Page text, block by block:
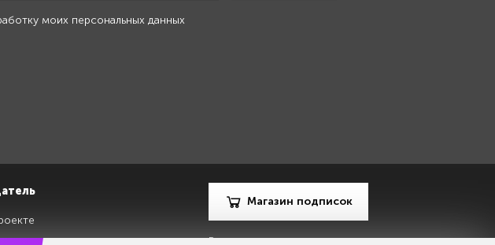
моих персональных данных
Магазин подписок
Рекламодателям